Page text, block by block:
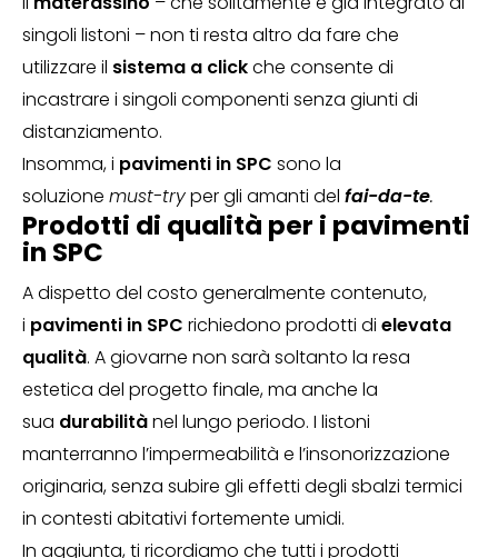
singoli listoni – non ti resta altro da fare che
utilizzare il sistema a clickche consente di
incastrare i singoli componenti senza giunti di
distanziamento.
Insomma, i pavimenti in SPC sono la
soluzione must-tryper gli amanti del fai-da-te.
Prodotti di qualità per i pavimenti
in SPC
A dispetto del costo generalmente contenuto,
i pavimenti in SPC richiedono prodotti di elevata
qualità. A giovarne non sarà soltanto la resa
estetica del progetto finale, ma anche la
sua durabilitànel lungo periodo. I listoni
manterranno l’impermeabilità e l’insonorizzazione
originaria, senza subire gli effetti degli sbalzi termici
in contesti abitativi fortemente umidi.
In aggiunta, ti ricordiamo che tutti i prodotti